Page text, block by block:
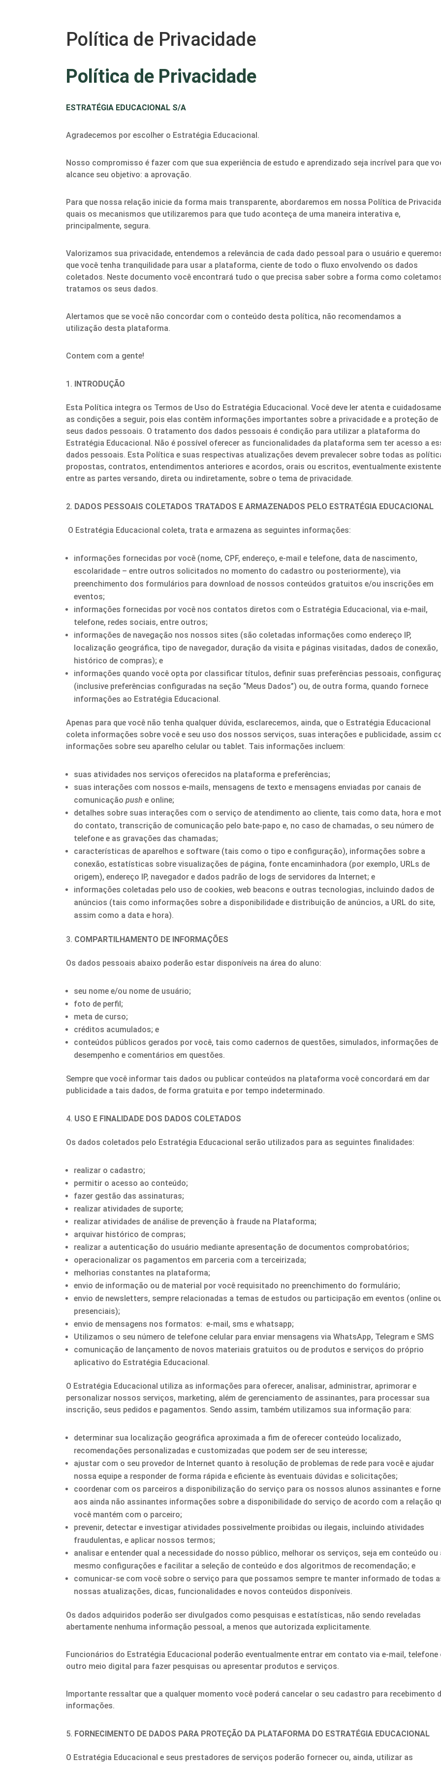
Política de Privacidade
Política de Privacidade
ESTRATÉGIA EDUCACIONAL S/A
Agradecemos por escolher o Estratégia Educacional.
Nosso compromisso é fazer com que sua experiência de estudo e aprendizado seja incrível para que
alcance seu objetivo: a aprovação.
Para que nossa relação inicie da forma mais transparente, abordaremos em nossa Política de
quais os mecanismos que utilizaremos para que tudo aconteça de uma maneira interativa e,
principalmente, segura.
Valorizamos sua privacidade, entendemos a relevância de cada dado pessoal para o usuário e
que você tenha tranquilidade para usar a plataforma, ciente de todo o fluxo envolvendo os dados
coletados. Neste documento você encontrará tudo o que precisa saber sobre a forma como
tratamos os seus dados.
Alertamos que se você não concordar com o conteúdo desta política, não recomendamos a
utilização desta plataforma.
Contem com a gente!
INTRODUÇÃO
Esta Política integra os Termos de Uso do Estratégia Educacional. Você deve ler atenta e
as condições a seguir, pois elas contêm informações importantes sobre a privacidade e a proteção de
seus dados pessoais. O tratamento dos dados pessoais é condição para utilizar a plataforma do
Estratégia Educacional. Não é possível oferecer as funcionalidades da plataforma sem ter acesso a
dados pessoais. Esta Política e suas respectivas atualizações devem prevalecer sobre todas as
propostas, contratos, entendimentos anteriores e acordos, orais ou escritos, eventualmente
entre as partes versando, direta ou indiretamente, sobre o tema de privacidade.
DADOS PESSOAIS COLETADOS TRATADOS E ARMAZENADOS PELO ESTRATÉGIA EDUCACIONAL
O Estratégia Educacional coleta, trata e armazena as seguintes informações:
informações fornecidas por você (nome, CPF, endereço, e-mail e telefone, data de nascimento,
escolaridade – entre outros solicitados no momento do cadastro ou posteriormente), via
preenchimento dos formulários para download de nossos conteúdos gratuitos e/ou inscrições em
eventos;
informações fornecidas por você nos contatos diretos com o Estratégia Educacional, via e-mail,
telefone, redes sociais, entre outros;
informações de navegação nos nossos sites (são coletadas informações como endereço IP,
localização geográfica, tipo de navegador, duração da visita e páginas visitadas, dados de conexão,
histórico de compras); e
informações quando você opta por classificar títulos, definir suas preferências pessoais,
(inclusive preferências configuradas na seção “Meus Dados”) ou, de outra forma, quando fornece
informações ao Estratégia Educacional.
Apenas para que você não tenha qualquer dúvida, esclarecemos, ainda, que o Estratégia Educacional
coleta informações sobre você e seu uso dos nossos serviços, suas interações e publicidade, assim
informações sobre seu aparelho celular ou tablet. Tais informações incluem:
suas atividades nos serviços oferecidos na plataforma e preferências;
suas interações com nossos e-mails, mensagens de texto e mensagens enviadas por canais de
comunicaçãopush e online;
detalhes sobre suas interações com o serviço de atendimento ao cliente, tais como data, hora e
do contato, transcrição de comunicação pelo bate-papo e, no caso de chamadas, o seu número de
telefone e as gravações das chamadas;
características de aparelhos e software (tais como o tipo e configuração), informações sobre a
conexão, estatísticas sobre visualizações de página, fonte encaminhadora (por exemplo, URLs de
origem), endereço IP, navegador e dados padrão de logs de servidores da Internet; e
informações coletadas pelo uso de cookies, web beacons e outras tecnologias, incluindo dados de
anúncios (tais como informações sobre a disponibilidade e distribuição de anúncios, a URL do site,
assim como a data e hora).
COMPARTILHAMENTO DE INFORMAÇÕES
Os dados pessoais abaixo poderão estar disponíveis na área do aluno:
seu nome e/ou nome de usuário;
foto de perfil;
meta de curso;
créditos acumulados; e
conteúdos públicos gerados por você, tais como cadernos de questões, simulados, informações de
desempenho e comentários em questões.
Sempre que você informar tais dados ou publicar conteúdos na plataforma você concordará em dar
publicidade a tais dados, de forma gratuita e por tempo indeterminado.
USO E FINALIDADE DOS DADOS COLETADOS
Os dados coletados pelo Estratégia Educacional serão utilizados para as seguintes finalidades:
realizar o cadastro;
permitir o acesso ao conteúdo;
fazer gestão das assinaturas;
realizar atividades de suporte;
realizar atividades de análise de prevenção à fraude na Plataforma;
arquivar histórico de compras;
realizar a autenticação do usuário mediante apresentação de documentos comprobatórios;
operacionalizar os pagamentos em parceria com a terceirizada;
melhorias constantes na plataforma;
envio de informação ou de material por você requisitado no preenchimento do formulário;
envio de newsletters, sempre relacionadas a temas de estudos ou participação em eventos (online
presenciais);
envio de mensagens nos formatos: e-mail, sms e whatsapp;
Utilizamos o seu número de telefone celular para enviar mensagens via WhatsApp, Telegram e SMS
comunicação de lançamento de novos materiais gratuitos ou de produtos e serviços do próprio
aplicativo do Estratégia Educacional.
O Estratégia Educacional utiliza as informações para oferecer, analisar, administrar, aprimorar e
personalizar nossos serviços, marketing, além de gerenciamento de assinantes, para processar sua
inscrição, seus pedidos e pagamentos. Sendo assim, também utilizamos sua informação para:
determinar sua localização geográfica aproximada a fim de oferecer conteúdo localizado,
recomendações personalizadas e customizadas que podem ser de seu interesse;
ajustar com o seu provedor de Internet quanto à resolução de problemas de rede para você e ajudar
nossa equipe a responder de forma rápida e eficiente às eventuais dúvidas e solicitações;
coordenar com os parceiros a disponibilização do serviço para os nossos alunos assinantes e
aos ainda não assinantes informações sobre a disponibilidade do serviço de acordo com a relação
você mantém com o parceiro;
prevenir, detectar e investigar atividades possivelmente proibidas ou ilegais, incluindo atividades
fraudulentas, e aplicar nossos termos;
analisar e entender qual a necessidade do nosso público, melhorar os serviços, seja em conteúdo ou
mesmo configurações e facilitar a seleção de conteúdo e dos algoritmos de recomendação; e
comunicar-se com você sobre o serviço para que possamos sempre te manter informado de todas
nossas atualizações, dicas, funcionalidades e novos conteúdos disponíveis.
Os dados adquiridos poderão ser divulgados como pesquisas e estatísticas, não sendo reveladas
abertamente nenhuma informação pessoal, a menos que autorizada explicitamente.
Funcionários do Estratégia Educacional poderão eventualmente entrar em contato via e-mail, telefone
outro meio digital para fazer pesquisas ou apresentar produtos e serviços.
Importante ressaltar que a qualquer momento você poderá cancelar o seu cadastro para recebimento
informações.
FORNECIMENTO DE DADOS PARA PROTEÇÃO DA PLATAFORMA DO ESTRATÉGIA EDUCACIONAL
O Estratégia Educacional e seus prestadores de serviços poderão fornecer ou, ainda, utilizar as